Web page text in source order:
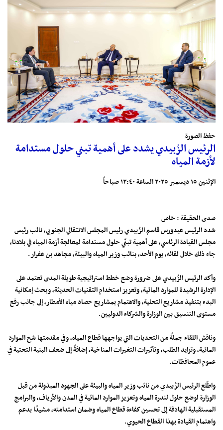
حفظ الصورة
الرئيس الزُبيدي يشدد على أهمية تبني حلول مستدامة
لأزمة المياه
الإثنين ١٥ ديسمبر ٢٠٢٥ الساعة ١٢:٤٠ صباحاً
صدى الحقيقة : خاص
شدد الرئيس عيدورس قاسم الزُبيدي رئيس المجلس الانتقالي الجنوبي، نائب رئيس
مجلس القيادة الرئاسي، على أهمية تبنّي حلول مستدامة لمعالجة أزمة المياه في بلادنا،
جاء ذلك خلال لقائه، يوم الأحد، بنائب وزير المياه والبيئة، مجاهد بن عفرار.
وأكد الرئيس الزُبيدي على ضرورة وضع خطط استراتيجية طويلة المدى تعتمد على
الإدارة الرشيدة للموارد المائية، وتعزيز استخدام التقنيات الحديثة، وبحث إمكانية
البدء بتنفيذ مشاريع التحلية، والاهتمام بمشاريع حصاد مياه الأمطار، إلى جانب رفع
مستوى التنسيق بين الوزارة والشركاء الدوليين.
وناقش اللقاء جملةً من التحديات التي يواجهها قطاع المياه، وفي مقدمتها شح الموارد
المائية، وتزايد الطلب، وتأثيرات التغيرات المناخية، إضافةً إلى ضعف البنية التحتية في
عموم المحافظات.
واطّلع الرئيس الزُبيدي من نائب وزير المياه والبيئة على الجهود المبذولة من قبل
الوزارة لوضع حلول لندرة المياه وتعزيز الموارد المائية في المدن والأرياف، والبرامج
المستقبلية الهادفة إلى تحسين كفاءة قطاع المياه وضمان استدامته، مشيدًا بدعم
واهتمام القيادة بهذا القطاع الحيوي.